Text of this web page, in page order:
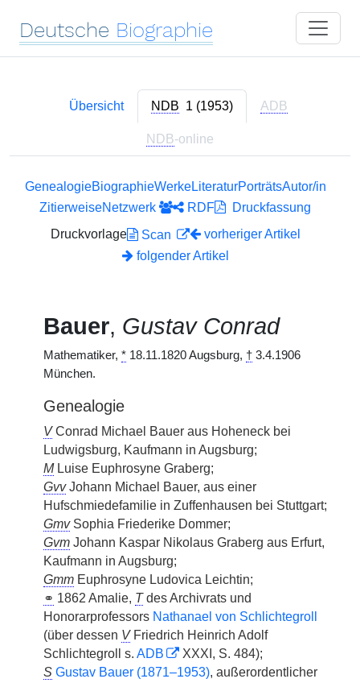
Deutsche Biographie
Übersicht NDB 1 (1953) ADB
NDB-online
GenealogieBiographieWerkeLiteraturPorträtsAutor/in
ZitierweiseNetzwerk RDF
Druckfassung
Druckvorlage
Scan
vorheriger Artikel
folgender Artikel
Bauer, Gustav Conrad
Mathematiker, * 18.11.1820 Augsburg, † 3.4.1906
München.
Genealogie
VConrad Michael Bauer aus Hoheneck bei
Ludwigsburg, Kaufmann in Augsburg;
MLuise Euphrosyne Graberg;
GvvJohann Michael Bauer, aus einer
Hufschmiedefamilie in Zuffenhausen bei Stuttgart;
GmvSophia Friederike Dommer;
Gvm Johann Kaspar Nikolaus Graberg aus Erfurt,
Kaufmann in Augsburg;
Gmm Euphrosyne Ludovica Leichtin;
⚭ 1862 Amalie, Tdes Archivrats und
Honorarprofessors Nathanael von Schlichtegroll
(über dessen VFriedrich Heinrich Adolf
Schlichtegroll s. ADB
XXXI, S. 484);
S Gustav Bauer (1871–1953), außerordentlicher